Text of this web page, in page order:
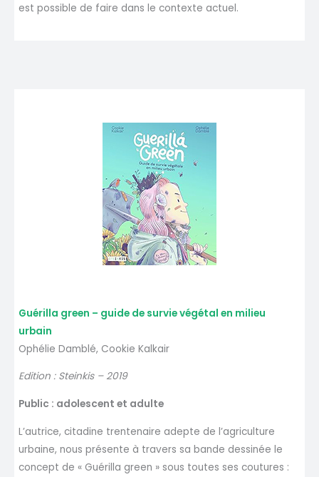
est possible de faire dans le contexte actuel.
Guérilla green – guide de survie végétal en milieu
urbain
Ophélie Damblé, Cookie Kalkair
Edition : Steinkis – 2019
Public : adolescent et adulte
L’autrice, citadine trentenaire adepte de l’agriculture
urbaine, nous présente à travers sa bande dessinée le
concept de « Guérilla green » sous toutes ses coutures :